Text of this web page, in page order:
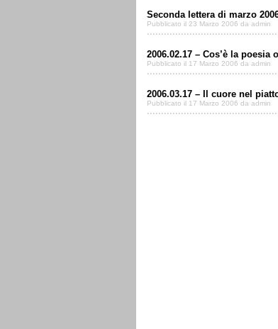
Seconda lettera di marzo
Pubblicato il 23 Marzo 2006 da admin
2006.02.17 – Cos’è la
Pubblicato il 17 Marzo 2006 da admin
2006.03.17 – Il cuore nel
Pubblicato il 17 Marzo 2006 da admin